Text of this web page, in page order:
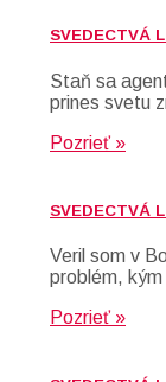
SVEDECTVÁ
Staň sa
prines svetu
Pozrieť »
SVEDECTVÁ
Veril som v
problém,
Pozrieť »